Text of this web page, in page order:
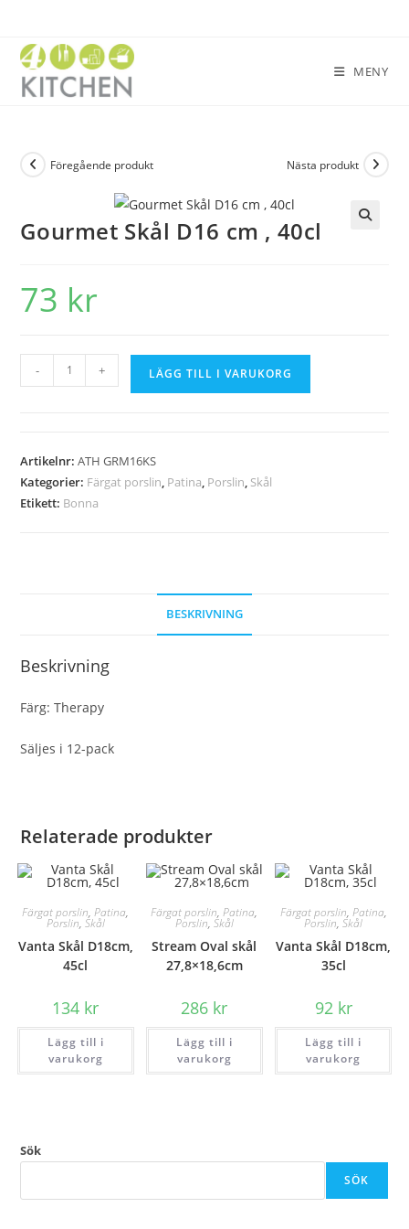
MENY
Föregående produkt Nästa produkt
Gourmet Skål D16 cm , 40cl
73 kr
- + LÄGG TILL I VARUKORG
Artikelnr:ATH GRM16KS
Kategorier: Färgat porslin, Patina, Porslin, Skål
Etikett: Bonna
BESKRIVNING
Beskrivning
Färg: Therapy
Säljes i 12-pack
Relaterade produkter
Färgat porslin,Patina,
Porslin, Skål
Vanta Skål D18cm,
45cl
134 kr
Lägg till i
varukorg
Färgat porslin,Patina,
Porslin, Skål
Stream Oval skål
27,8×18,6cm
286 kr
Lägg till i
varukorg
Färgat porslin, Patina,
Porslin,Skål
Vanta Skål D18cm,
35cl
92 kr
Lägg till i
varukorg
Sök
SÖK